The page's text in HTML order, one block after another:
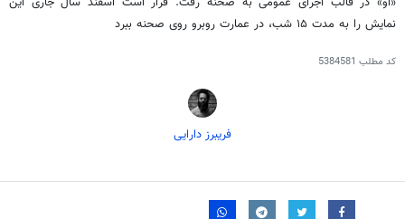
نمایش را به مدت ۱۵ شب، در عمارت روبرو روی صحنه ببرد
کد مطلب 5384581
فریبرز دارایی